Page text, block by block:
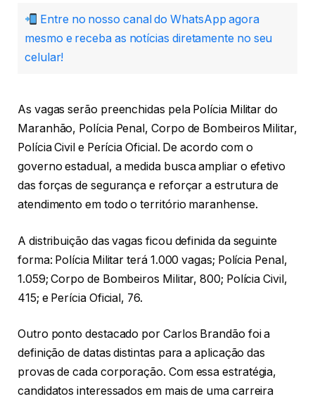
Entre no nosso canal do WhatsApp agora
mesmo e receba as notícias diretamente no seu
celular!
As vagas serão preenchidas pela Polícia Militar do
Maranhão, Polícia Penal, Corpo de Bombeiros Militar,
Polícia Civil e Perícia Oficial. De acordo com o
governo estadual, a medida busca ampliar o efetivo
das forças de segurança e reforçar a estrutura de
atendimento em todo o território maranhense.
A distribuição das vagas ficou definida da seguinte
forma: Polícia Militar terá 1.000 vagas; Polícia Penal,
1.059; Corpo de Bombeiros Militar, 800; Polícia Civil,
415; e Perícia Oficial, 76.
Outro ponto destacado por Carlos Brandão foi a
definição de datas distintas para a aplicação das
provas de cada corporação. Com essa estratégia,
candidatos interessados em mais de uma carreira